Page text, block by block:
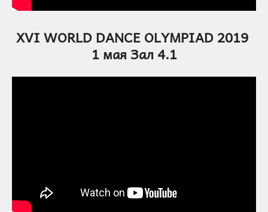
XVI WORLD DANCE OLYMPIAD 2019
1 мая Зал 4.1